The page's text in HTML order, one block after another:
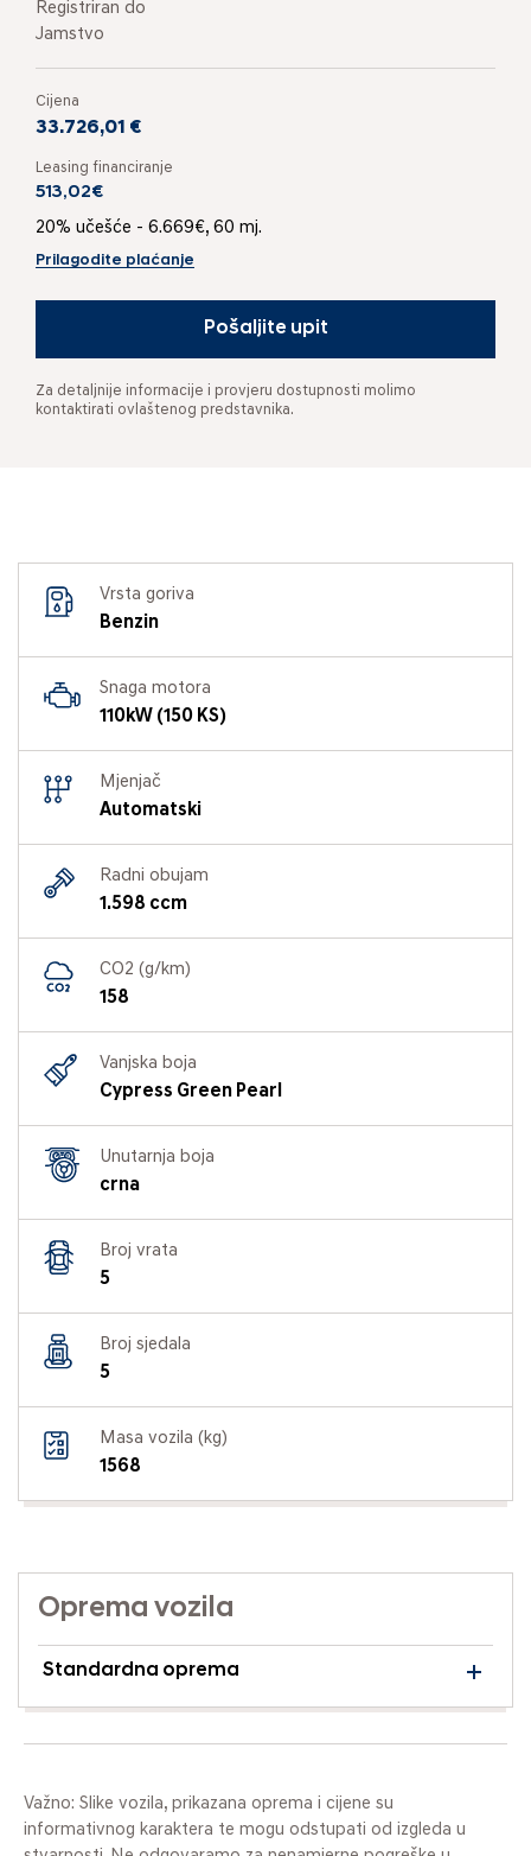
Registriran do
Jamstvo
Cijena
33.726,01 €
Leasing financiranje
513,02€
20% učešće - 6.669€, 60 mj.
Prilagodite plaćanje
Pošaljite upit
Za detaljnije informacije i provjeru dostupnosti molimo
kontaktirati ovlaštenog predstavnika.
Vrsta goriva
Benzin
Snaga motora
110kW (150 KS)
Mjenjač
Automatski
Radni obujam
1.598 ccm
CO2 (g/km)
158
Vanjska boja
Cypress Green Pearl
Unutarnja boja
crna
Broj vrata
5
Broj sjedala
5
Masa vozila (kg)
1568
Oprema vozila
Standardna oprema
Važno: Slike vozila, prikazana oprema i cijene su
informativnog karaktera te mogu odstupati od izgleda u